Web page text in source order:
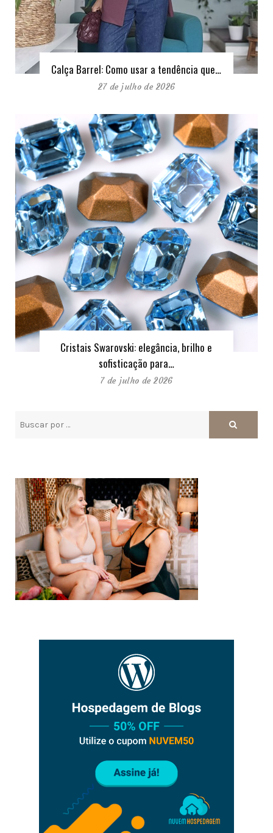
Calça Barrel: Como usar a tendência que…
27 de julho de 2026
Cristais Swarovski: elegância, brilho e
sofisticação para…
7 de julho de 2026